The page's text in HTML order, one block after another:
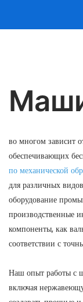
во многом зависит
обеспечивающих
по механической
для различных
оборудование
производственные
компоненты, как
соответствии с
Наш опыт работы с
включая